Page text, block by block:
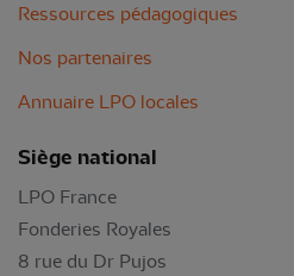
Ressources pédagogiques
Nos partenaires
Annuaire LPO locales
Siège national
LPO France
Fonderies Royales
8 rue du Dr Pujos